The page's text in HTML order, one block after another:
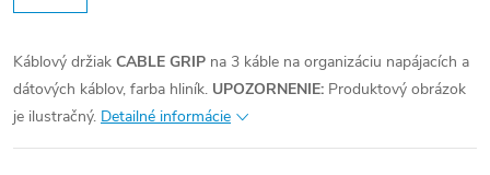
Káblový držiak CABLE GRIP na 3 káble na organizáciu napájacích a
dátových káblov, farba hliník. UPOZORNENIE: Produktový obrázok
je ilustračný. Detailné informácie